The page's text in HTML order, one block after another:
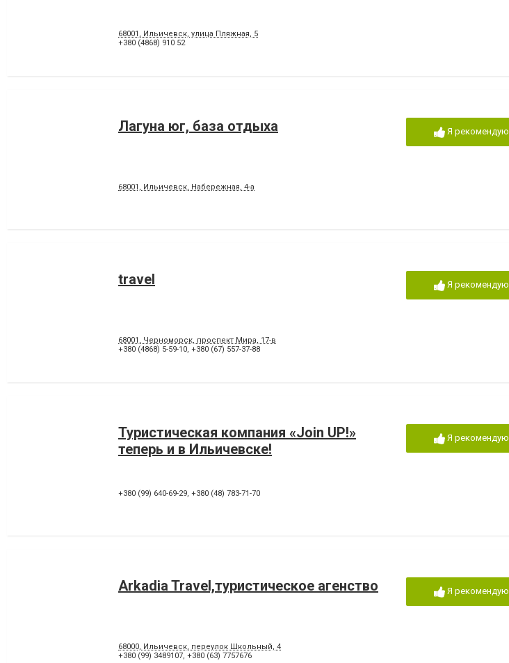
68001, Ильичевск, улица Пляжная, 5
+380 (4868) 910 52
Лагуна юг, база отдыха
68001, Ильичевск, Набережная, 4-а
Я рекомендую
travel
68001, Черноморск, проспект Мира, 17-в
+380 (4868) 5-59-10, +380 (67) 557-37-88
Я рекомендую
Туристическая компания «Join UP!»
теперь и в Ильичевске!
+380 (99) 640-69-29, +380 (48) 783-71-70
Я рекомендую
Arkadia Travel,туристическое агенство
68000, Ильичевск, переулок Школьный, 4
+380 (99) 3489107, +380 (63) 7757676
Я рекомендую